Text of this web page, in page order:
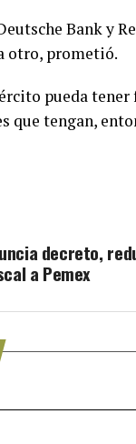
Bank y
otro, prometió.
pueda tener
que tengan,
decreto,
a Pemex